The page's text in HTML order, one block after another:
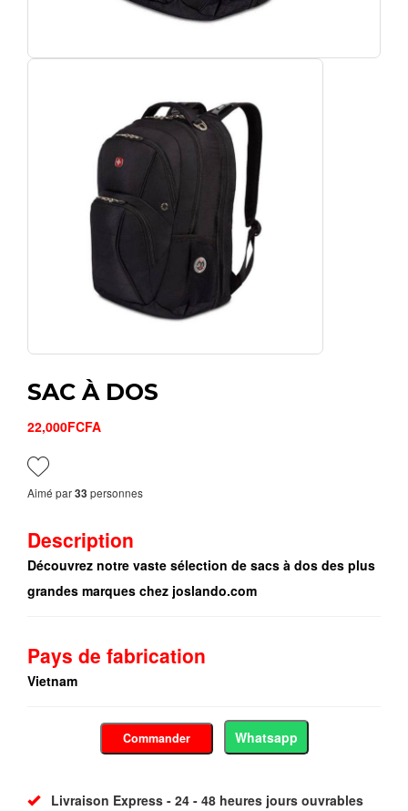
SAC À DOS
22,000FCFA
Aimé par33 personnes
Description
Découvrez notre vaste sélection de sacs à dos des plus
grandes marques chez joslando.com
Pays de fabrication
Vietnam
Commander Whatsapp
Livraison Express - 24 - 48 heures jours ouvrables